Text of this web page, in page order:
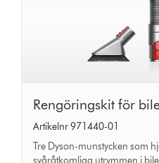
Rengöringskit
för
bilen
Rengöringskit för
Artikelnr 971440-01
Tre Dyson-munstycken som
svåråtkomliga utrymmen i